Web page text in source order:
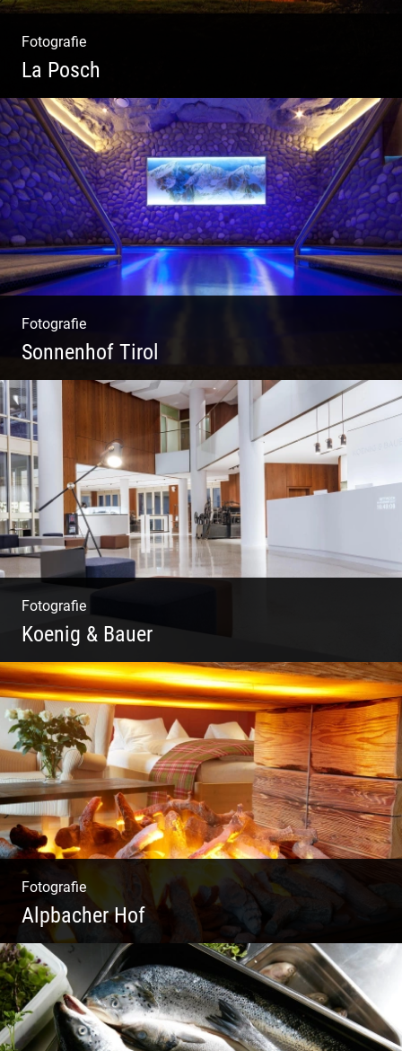
Fotografie
La Posch
Kuschelige Chalets | Traumhaftes Tirol |
Luxuriöse Auszeit | Alpiner Lifestyle
Fotografie
Sonnenhof Tirol
Freundliches Team | Moderne Zimmer |
Luxuriöser Spa | Coole Köche
Fotografie
Koenig & Bauer
Moderne Architektur | Offen & Futuristisch |
Foyer Gestaltung | Weite Räume
Fotografie
Alpbacher Hof
Liebevolles Design | Moderne Zimmer |
Luxuriöser Spa | Alpiner Stil